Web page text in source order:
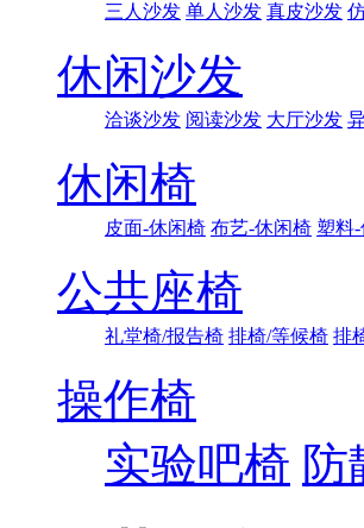
三人沙发 单人沙发 真皮沙发
休闲沙发
洽谈沙发 阅读沙发 大厅沙发
休闲椅
皮面-休闲椅 布艺-休闲椅 塑料
公共座椅
礼堂椅/报告椅 排椅/等候椅 排
操作椅
实验吧椅 防